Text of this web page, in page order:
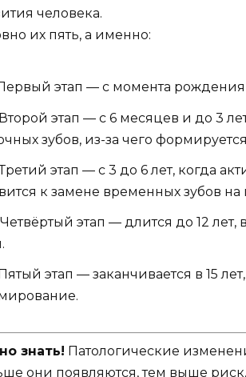
человека.
их пять, а именно:
этап — с момента
Второй этап — с 6 месяцев и до 3
зубов, из-за чего
этап — с 3 до 6 лет, когда
к замене временных зубов на
Четвёртый этап — длится до 12 лет,
этап — заканчивается в 15
знать! Патологические
они появляются, тем выше